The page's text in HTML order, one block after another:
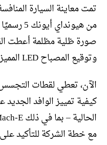
تمت معاينة السيارة
من
صورة ظلية مظلمة أعطت
وتوقيع المصباح LED المميز.
الآن، تعطي لقطات
كيفية تمييز الوافد
مع خطة الشركة للتأكيد